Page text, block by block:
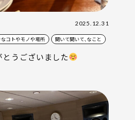
コトやモノや場所 聞いて聞いて、なこと
2025.12.31
うございました